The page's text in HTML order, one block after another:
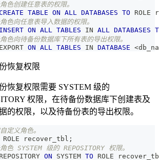
色创建任意表的权限。
TABLE ON ALL DATABASES TO ROLE
色向任意表导入数据的权限。
INSERT ON ALL TABLES IN ALL DATABASES
色向待备份数据库下所有表的导出权限。
ON ALL TABLES IN DATABASE <
恢复权限
恢复权限需要 SYSTEM 级的
权限，在待备份数据库下创建表及
的权限，以及待备份表的导出权限。
定义角色。
ROLE recover_tbl ;
色 SYSTEM 级的 REPOSITORY 权限。
ON SYSTEM TO ROLE